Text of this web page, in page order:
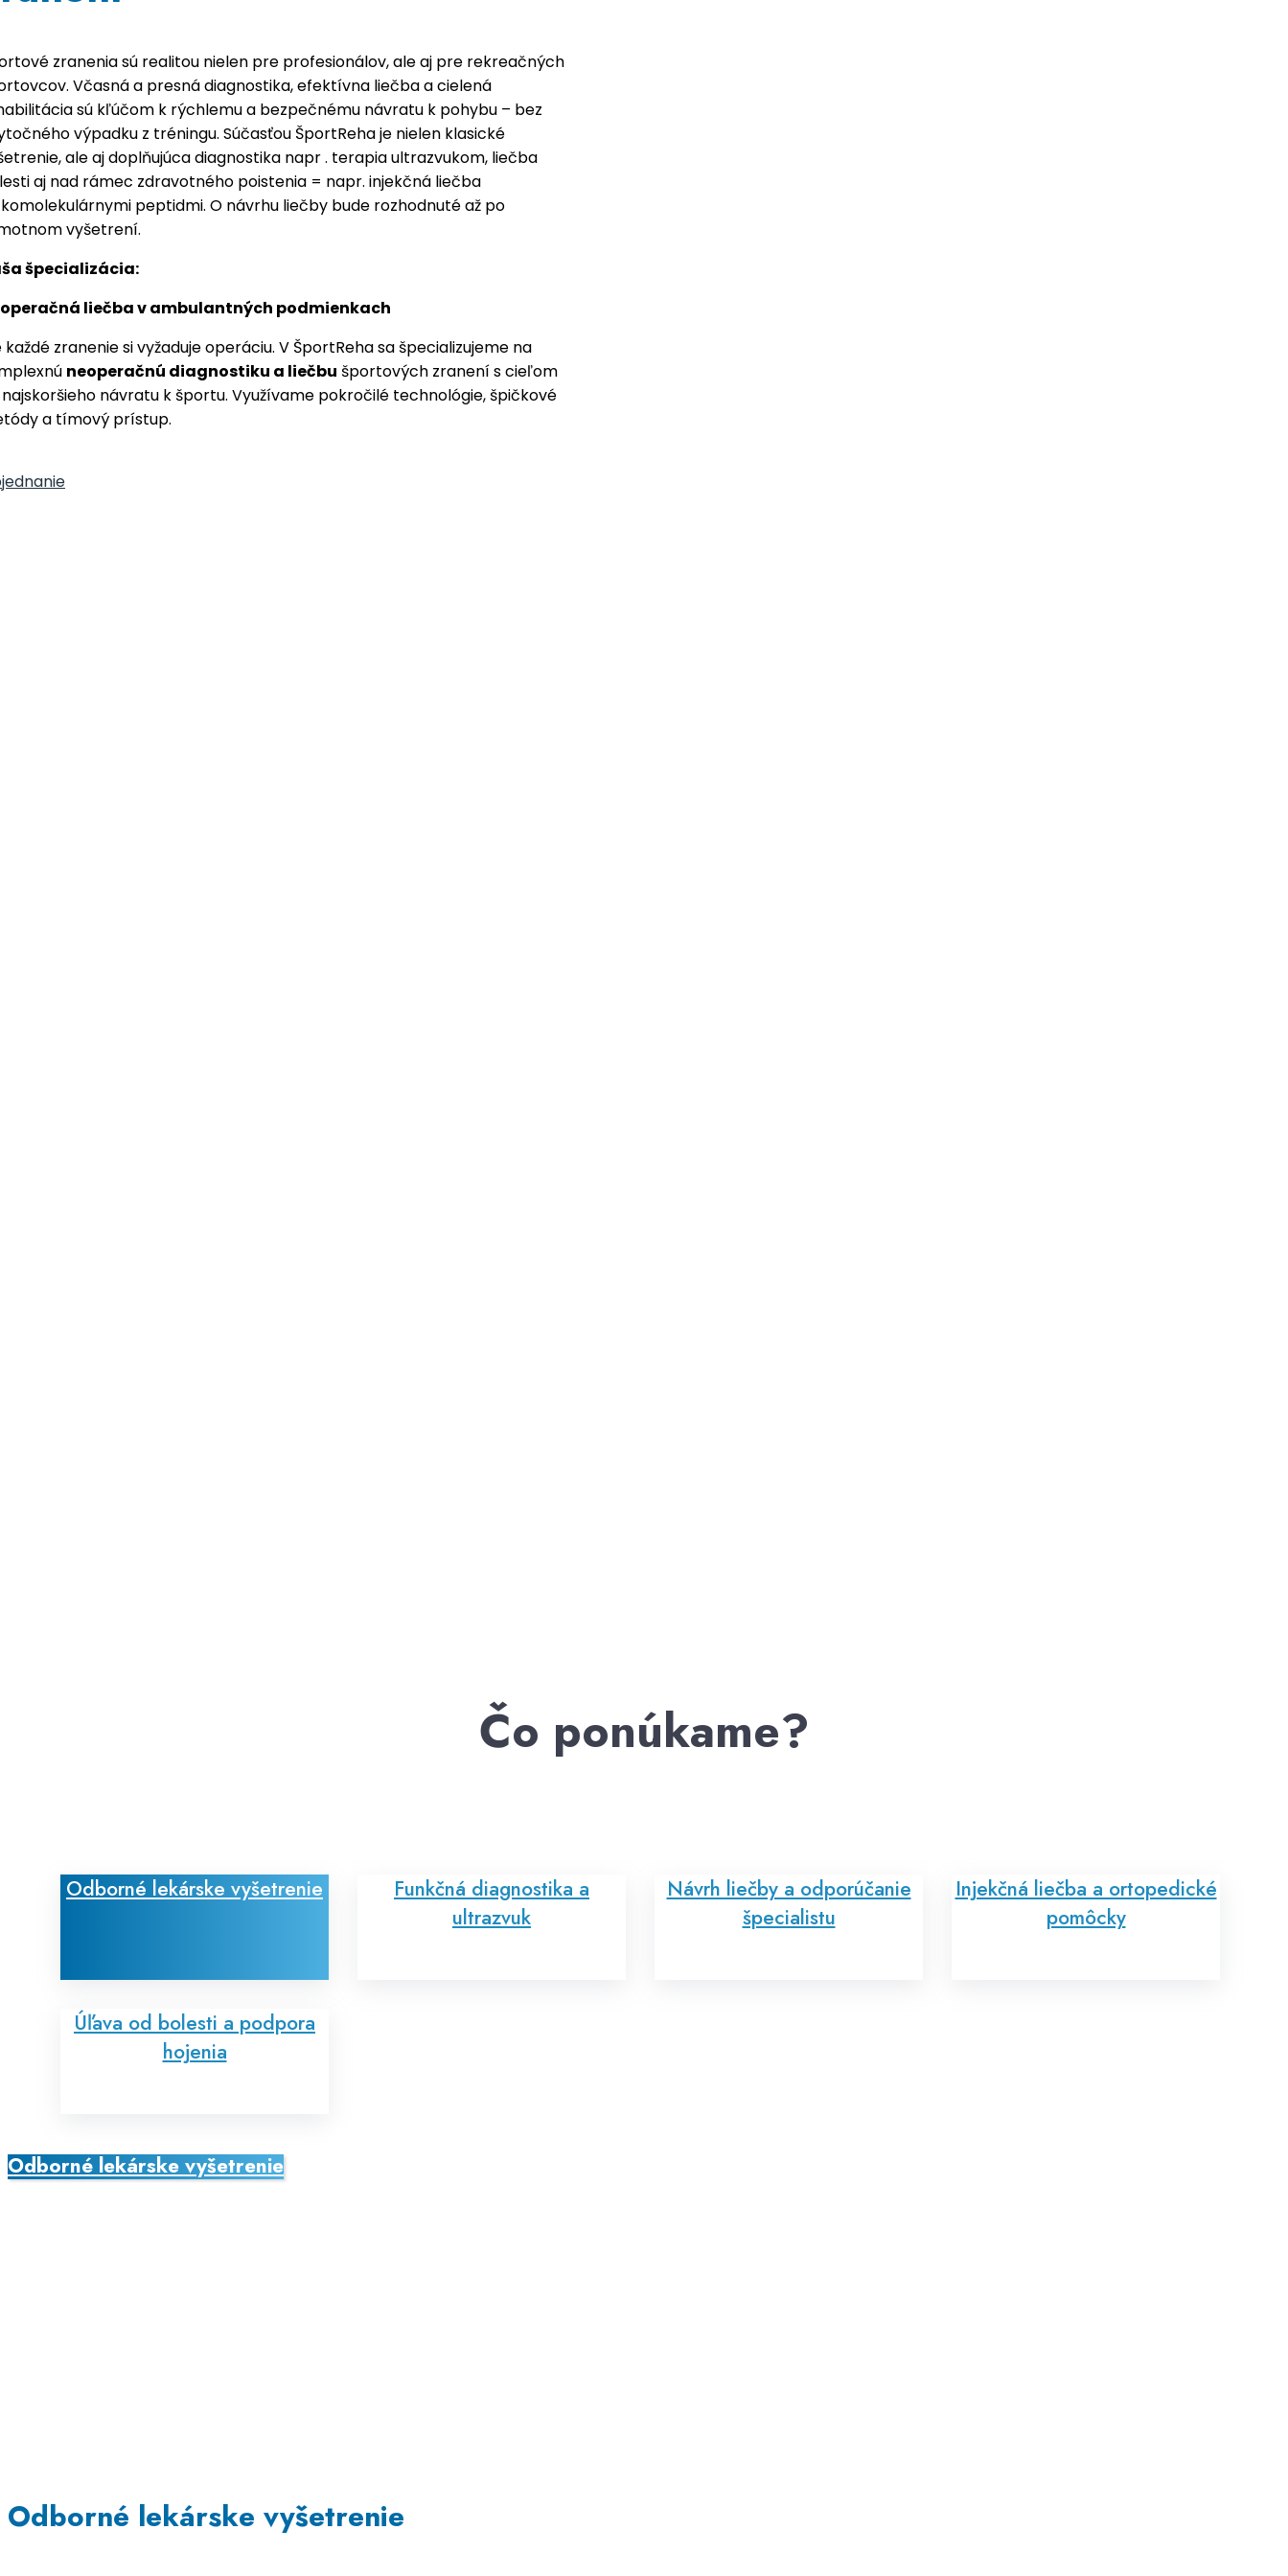
zranenia sú realitou nielen pre profesionálov, ale aj pre rekreačných
Včasná a presná diagnostika, efektívna liečba a cielená
sú kľúčom k rýchlemu a bezpečnému návratu k pohybu – bez
výpadku z tréningu. Súčasťou ŠportReha je nielen klasické
ale aj doplňujúca diagnostika napr . terapia ultrazvukom, liečba
aj nad rámec zdravotného poistenia = napr. injekčná liečba
peptidmi. O návrhu liečby bude rozhodnuté až po
vyšetrení.
špecializácia:
liečba v ambulantných podmienkach
každé zranenie si vyžaduje operáciu. V ŠportReha sa špecializujeme na
neoperačnú diagnostiku a liečbu športových zranení s cieľom
návratu k športu. Využívame pokročilé technológie, špičkové
a tímový prístup.
Čo ponúkame?
Odborné lekárske vyšetrenie
Funkčná diagnostika a
ultrazvuk
Návrh liečby a odporúčanie
špecialistu
Injekčná liečba a ortopedické
pomôcky
Úľava od bolesti a podpora
hojenia
Odborné lekárske vyšetrenie
Odborné lekárske vyšetrenie